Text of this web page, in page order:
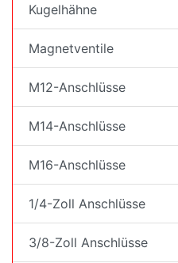
Kugelhähne
Magnetventile
M12-Anschlüsse
M14-Anschlüsse
M16-Anschlüsse
1/4-Zoll Anschlüsse
3/8-Zoll Anschlüsse